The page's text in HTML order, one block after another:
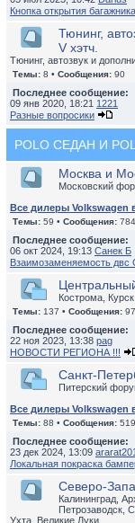
Кнопка открытия
Тюнинг,
V хэтч.
Тюнинг, автозвук и
Темы: 8 • Сообщения: 90
Последнее сообщение:
09 янв 2020, 18:21 1221
Разные вопросики
POLO СЕДАН И
Москва и
Московский
Все дилеры Volkswagen
Темы: 59 • Сообщения:
Последнее сообщение:
06 окт 2024, 19:13 Санек Б
Взаимозаменяемость двс
Кострома,
Темы: 137 • Сообщения:
Последнее сообщение:
22 ноя 2023, 13:38 pag
НОВОСТИ РЕГИОНА !!!
Санкт-
Питерский
Все дилеры Volkswagen
Темы: 88 • Сообщения:
Последнее сообщение:
23 дек 2024, 13:09
Локальная покраска
Северо-
Калининград,
Петрозаводск,
Ухта, Великие Луки